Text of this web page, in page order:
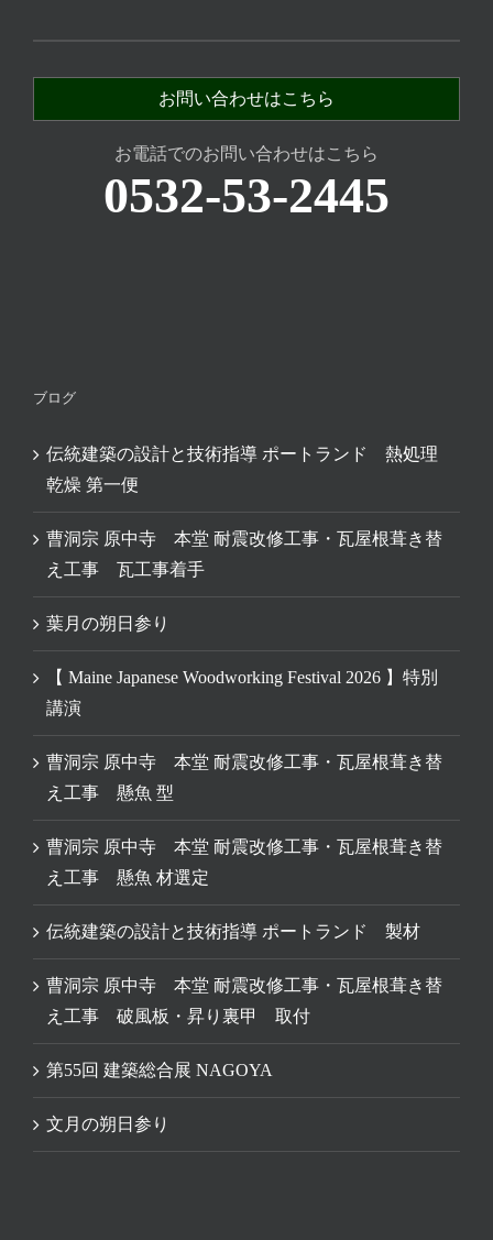
お問い合わせはこちら
お電話でのお問い合わせはこちら
0532-53-2445
ブログ
伝統建築の設計と技術指導 ポートランド 熱処理
乾燥 第一便
曹洞宗 原中寺 本堂 耐震改修工事・瓦屋根葺き替
え工事 瓦工事着手
葉月の朔日参り
【 Maine Japanese Woodworking Festival 2026 】特別
講演
曹洞宗 原中寺 本堂 耐震改修工事・瓦屋根葺き替
え工事 懸魚 型
曹洞宗 原中寺 本堂 耐震改修工事・瓦屋根葺き替
え工事 懸魚 材選定
伝統建築の設計と技術指導 ポートランド 製材
曹洞宗 原中寺 本堂 耐震改修工事・瓦屋根葺き替
え工事 破風板・昇り裏甲 取付
第55回 建築総合展 NAGOYA
文月の朔日参り